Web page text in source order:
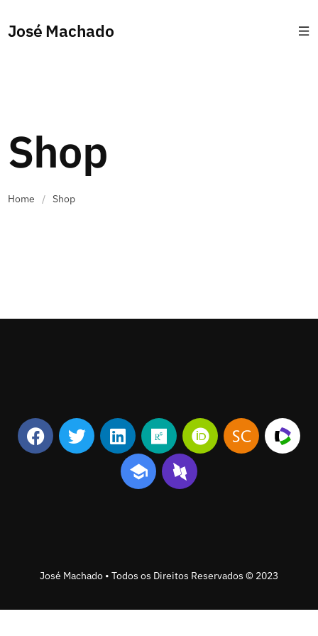
José Machado
Shop
Home / Shop
José Machado • Todos os Direitos Reservados © 2023